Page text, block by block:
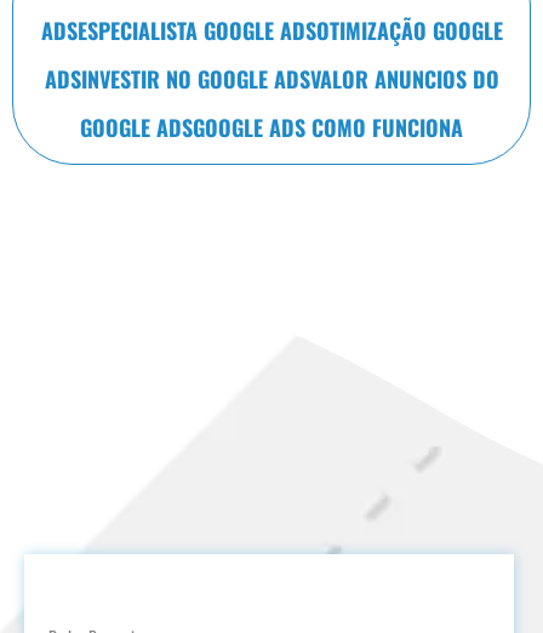
ADSESPECIALISTA GOOGLE ADSOTIMIZAÇÃO GOOGLE
ADSINVESTIR NO GOOGLE ADSVALOR ANUNCIOS DO
GOOGLE ADSGOOGLE ADS COMO FUNCIONA